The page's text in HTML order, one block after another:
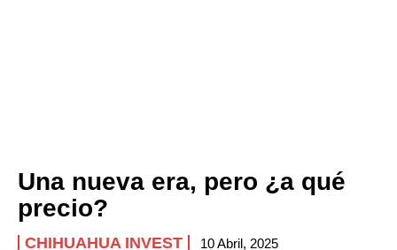
Una nueva era, pero ¿a qué
precio?
CHIHUAHUA INVEST 10 Abril, 2025